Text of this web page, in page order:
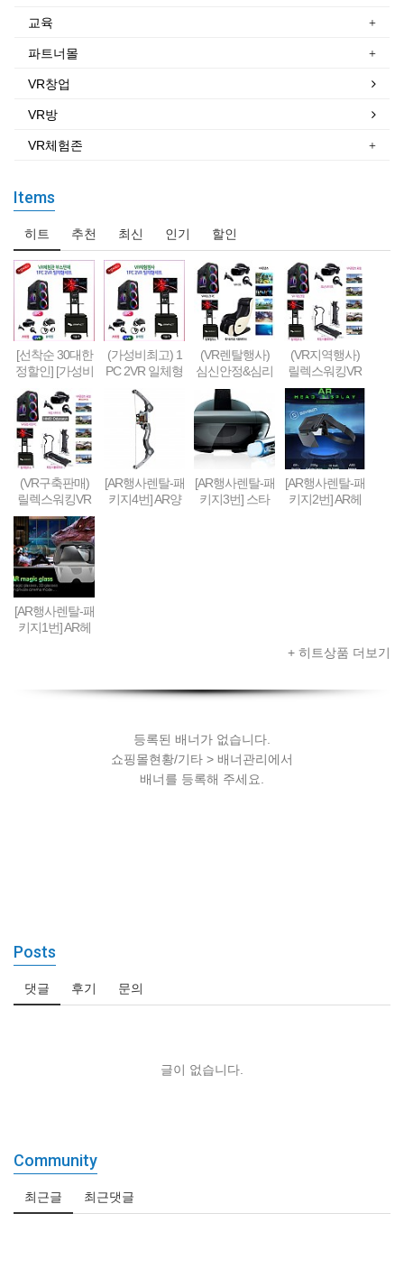
교육
파트너몰
VR창업
VR방
VR체험존
Items
히트 추천 최신 인기 할인
[선착순 30대한
정할인] [가성비
형] 1PC + 2VR
VR체험부스 구
축&판매(48인
치형)
(가성비최고) 1
PC 2VR 일체형
행사부스 세트
(1부스-2인 따로
게임진행)
(VR렌탈행사)
심신안정&심리
치료&휴식 VR
세트 패키지
(VR지역행사)
릴렉스워킹VR
세트-Relax Walk
ing VR SET
(VR구축판매)
릴렉스워킹VR
세트-Relax Walk
ing VR SET (선
착순 100대 / 20
19년 10월까지
한정 할인판매)
[AR행사렌탈-패
키지4번] AR양
[AR행사렌탈-패
키지3번] 스타
[AR행사렌탈-패
키지2번] AR헤
[AR행사렌탈-패
키지1번] AR헤
+ 히트상품 더보기
등록된 배너가 없습니다.
쇼핑몰현황/기타 > 배너관리에서
배너를 등록해 주세요.
Posts
댓글 후기 문의
글이 없습니다.
Community
최근글 최근댓글